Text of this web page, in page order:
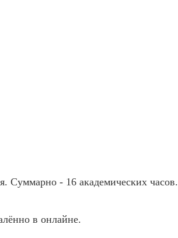
Суммарно - 16 академических часов.
в онлайне.